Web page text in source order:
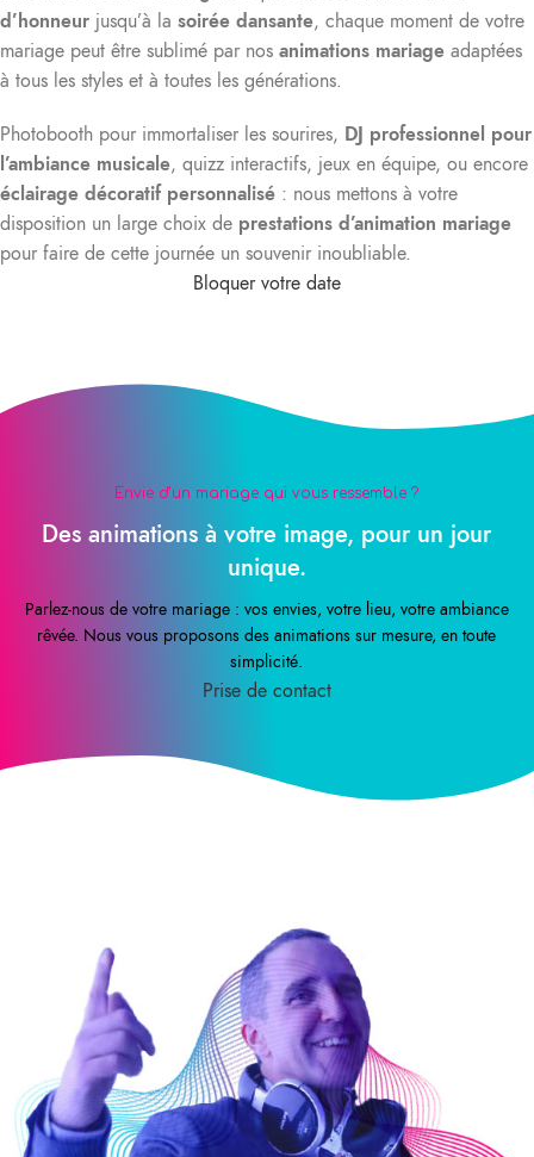
d’honneur jusqu’à la soirée dansante, chaque moment de votre
mariage peut être sublimé par nos animations mariage adaptées
à tous les styles et à toutes les générations.
Photobooth pour immortaliser les sourires, DJ professionnel pour
l’ambiance musicale, quizz interactifs, jeux en équipe, ou encore
éclairage décoratif personnalisé : nous mettons à votre
disposition un large choix de prestations d’animation mariage
pour faire de cette journée un souvenir inoubliable.
Bloquer votre date
Envie d’un mariage qui vous ressemble ?
Des animations à votre image, pour un jour
unique.
Parlez-nous de votre mariage : vos envies, votre lieu, votre ambiance
rêvée. Nous vous proposons des animations sur mesure, en toute
simplicité.
Prise de contact